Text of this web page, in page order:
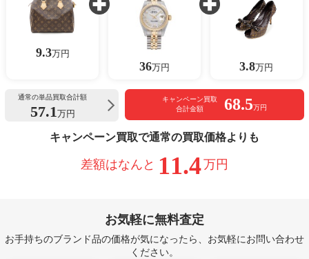
9.3万円
36万円 3.8万円
通常の単品買取合計額
57.1 万円
キャンペーン買取
合計金額
68.5万円
キャンペーン買取で通常の買取価格よりも
差額はなんと 11.4万円
お気軽に無料査定
お手持ちのブランド品の価格が気になったら、お気軽にお問い合わせ
ください。